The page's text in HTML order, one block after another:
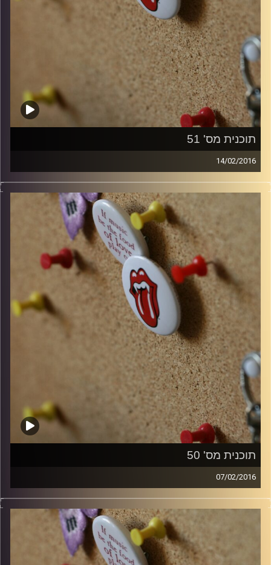
תוכנית מס' 51
14/02/2016
קלאסיקות רוק עם אורן הוף.
włodi
תוכנית מס' 50
07/02/2016
קלאסיקות רוק עם אורן הוף.
włodi